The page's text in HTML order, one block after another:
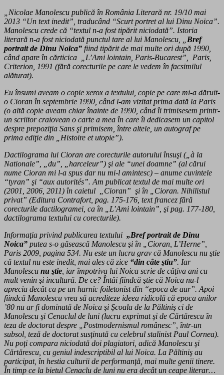
„Nicolae Manolescu publică în România Literară nr. 19/10 mai
2013 “Un text inedit”, traducând “Scurt portret al lui Dinu Noica”.
Manolescu crede că “textul n-a fost tipărit niciodată”. Istoria
literară n-a fost niciodată punctul tare al lui Manolescu, „ Bref
portrait de Dinu Noïca” fiind tipărit de mai multe ori după 1990,
când apare în cărticica „L’Ami lointain, Paris-Bucarest”, Paris,
Criterion, 1991 (fără corecturile pe care le vedem în facsimilul
alăturat).
Eu însumi aveam o copie xerox a textului, copie pe care mi-a dăruit-
o Cioran în septembrie 1990, când l-am vizitat prima dată la Paris
(o altă copie aveam chiar înainte de 1990, când îi trimisesem printr-
un scriitor craiovean o carte a mea în care îi dedicasem un capitol
despre prepoziţia Sans şi primisem, între altele, un autograf pe
prima ediţie din „Histoire et utopie”).
Dactilograma lui Cioran are corecturile autorului însuşi („à la
Nationale”, „du”, „harceleur”) şi ale “unei doamne” (al cărui
nume Cioran mi l-a spus dar nu mi-l amintesc) – anume cuvintele
“tyran” şi “aux autorités”. Am publicat textul de mai multe ori
(2001, 2006, 2011) în caietul „Cioran” şi în „Cioran. Nihilistul
privat” (Editura Contrafort, pag. 175-176, text francez fără
corecturile dactilogramei, ca în „L’Ami lointain”, şi pag. 177-180,
dactilograma textului cu corecturile).
Informaţia privind publicarea textului „Bref portrait de Dinu
Noica” putea s-o găsească Manolescu şi în „Cioran, L’Herne”,
Paris 2009, pagina 534. Nu este un lucru grav că Manolescu nu ştie
că textul nu este inedit, mai ales că zice “din câte ştiu”. Iar
Manolescu nu ştie , iar împotriva lui Noica scrie de câţiva ani cu
mult venin şi incultură. De ce? Întâi fiindcă ştie că Noica nu-l
aprecia decât ca pe un harnic foiletonist din “epoca de aur”. Apoi
fiindcă Manolescu vrea să acrediteze ideea ridicolă că epoca anilor
’80 nu ar fi dominată de Noica şi Şcoala de la Păltiniş ci de
Manolescu şi Cenaclul de luni (lucru exprimat şi de Cărtărescu în
teza de doctorat despre „Postmodernismul românesc”, într-un
subsol, teză de doctorat susţinută cu celebrul stalinist Paul Cornea).
Nu poţi compara niciodată doi plagiatori, adică Manolescu şi
Cărtărescu, cu geniul indescriptibil al lui Noica. La Păltiniş au
participat, în hestia culturii de performanţă, mai multe genii tinere.
În timp ce la bietul Cenaclu de luni nu era decât un ceape literar…